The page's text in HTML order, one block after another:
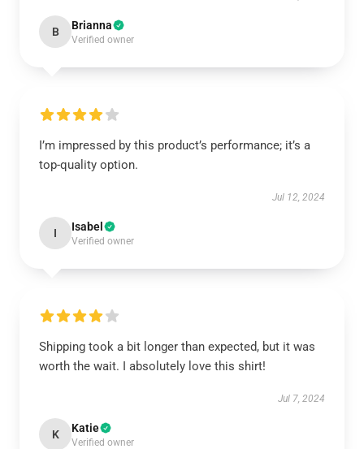
B Brianna
Verified owner
I’m impressed by this product’s performance; it’s a
top-quality option.
Jul 12, 2024
I Isabel
Verified owner
Shipping took a bit longer than expected, but it was
worth the wait. I absolutely love this shirt!
Jul 7, 2024
K Katie
Verified owner